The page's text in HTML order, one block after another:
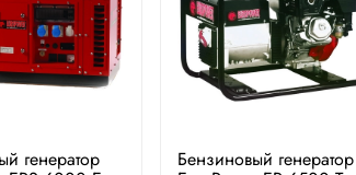
генератор Бензиновый генератор